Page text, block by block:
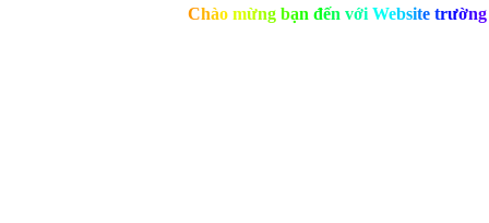
Chào mừng bạn đến với Website trường